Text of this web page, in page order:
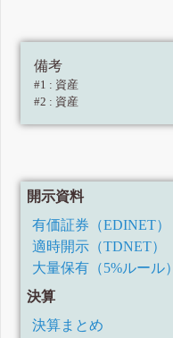
備考
#1 : 資産
#2 : 資産
開示資料
有価証券（EDINET）
適時開示（TDNET）
大量保有（5%ルール）
決算
決算まとめ